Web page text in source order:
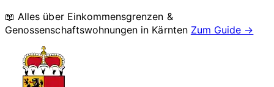
📖 Alles über Einkommensgrenzen &
Genossenschaftswohnungen in Kärnten Zum Guide →